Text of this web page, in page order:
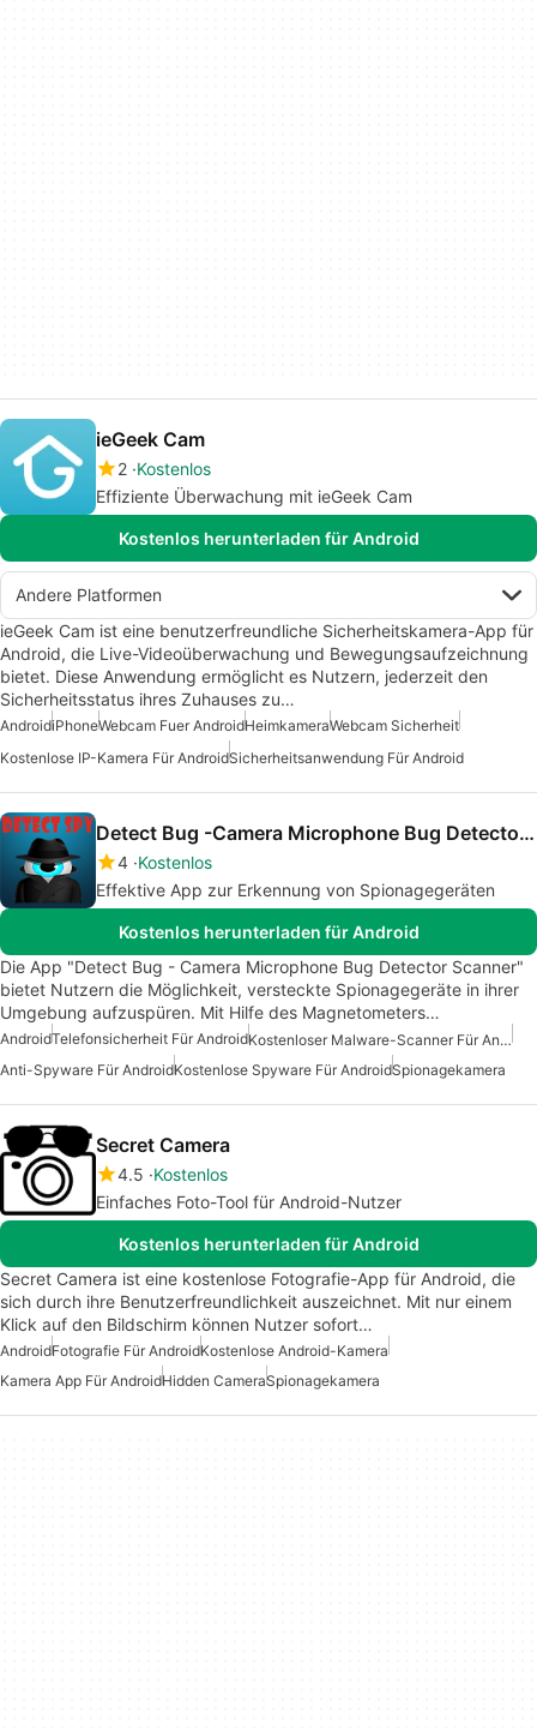
ieGeek Cam
2 Kostenlos
Effiziente Überwachung mit ieGeek Cam
Kostenlos herunterladen für Android
Andere Platformen
ieGeek Cam ist eine benutzerfreundliche Sicherheitskamera-App für
Android, die Live-Videoüberwachung und Bewegungsaufzeichnung
bietet. Diese Anwendung ermöglicht es Nutzern, jederzeit den
Sicherheitsstatus ihres Zuhauses zu…
AndroidiPhoneWebcam Fuer AndroidHeimkameraWebcam Sicherheit
Kostenlose IP-Kamera Für AndroidSicherheitsanwendung Für Android
Detect Bug -Camera Microphone Bug Detector Scanner
4 Kostenlos
Effektive App zur Erkennung von Spionagegeräten
Kostenlos herunterladen für Android
Die App "Detect Bug - Camera Microphone Bug Detector Scanner"
bietet Nutzern die Möglichkeit, versteckte Spionagegeräte in ihrer
Umgebung aufzuspüren. Mit Hilfe des Magnetometers…
AndroidTelefonsicherheit Für Android
Kostenloser Malware-Scanner Für Android
Anti-Spyware Für AndroidKostenlose Spyware Für AndroidSpionagekamera
Secret Camera
4.5 Kostenlos
Einfaches Foto-Tool für Android-Nutzer
Kostenlos herunterladen für Android
Secret Camera ist eine kostenlose Fotografie-App für Android, die
sich durch ihre Benutzerfreundlichkeit auszeichnet. Mit nur einem
Klick auf den Bildschirm können Nutzer sofort…
AndroidFotografie Für AndroidKostenlose Android-Kamera
Kamera App Für AndroidHidden CameraSpionagekamera